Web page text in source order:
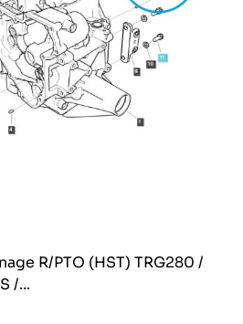
R/PTO (HST) TRG280 /
/...